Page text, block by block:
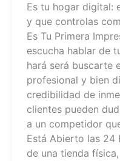
Es tu hogar digital:
y que controlas
Es Tu Primera
escucha hablar de
hará será buscarte
profesional y bien
credibilidad de
clientes pueden
a un competidor
Está Abierto las 24
de una tienda